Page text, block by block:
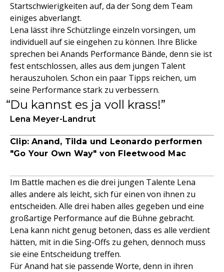
Startschwierigkeiten auf, da der Song dem Team
einiges abverlangt.
Lena lässt ihre Schützlinge einzeln vorsingen, um
individuell auf sie eingehen zu können. Ihre Blicke
sprechen bei Anands Performance Bände, denn sie ist
fest entschlossen, alles aus dem jungen Talent
herauszuholen. Schon ein paar Tipps reichen, um
seine Performance stark zu verbessern.
Du kannst es ja voll krass!
Lena Meyer-Landrut
Clip: Anand, Tilda und Leonardo performen
"Go Your Own Way" von Fleetwood Mac
Im Battle machen es die drei jungen Talente Lena
alles andere als leicht, sich für einen von ihnen zu
entscheiden. Alle drei haben alles gegeben und eine
großartige Performance auf die Bühne gebracht.
Lena kann nicht genug betonen, dass es alle verdient
hätten, mit in die Sing-Offs zu gehen, dennoch muss
sie eine Entscheidung treffen.
Für Anand hat sie passende Worte, denn in ihren